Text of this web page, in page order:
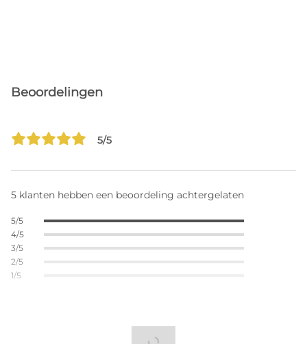
Beoordelingen
5/5
5 klanten hebben een beoordeling achtergelaten
5/5
4/5
3/5
2/5
1/5